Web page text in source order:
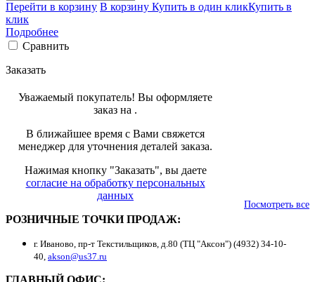
Перейти в корзину В корзину Купить в один кликКупить в
клик
Подробнее
Сравнить
Заказать
Уважаемый покупатель! Вы оформляете
заказ на .
В ближайшее время с Вами свяжется
менеджер для уточнения деталей заказа.
Нажимая кнопку "Заказать", вы даете
согласие на обработку персональных
данных
Посмотреть все
РОЗНИЧНЫЕ ТОЧКИ ПРОДАЖ:
г. Иваново, пр-т Текстильщиков, д.80 (ТЦ "Аксон") (4932) 34-10-
40, akson@us37.ru